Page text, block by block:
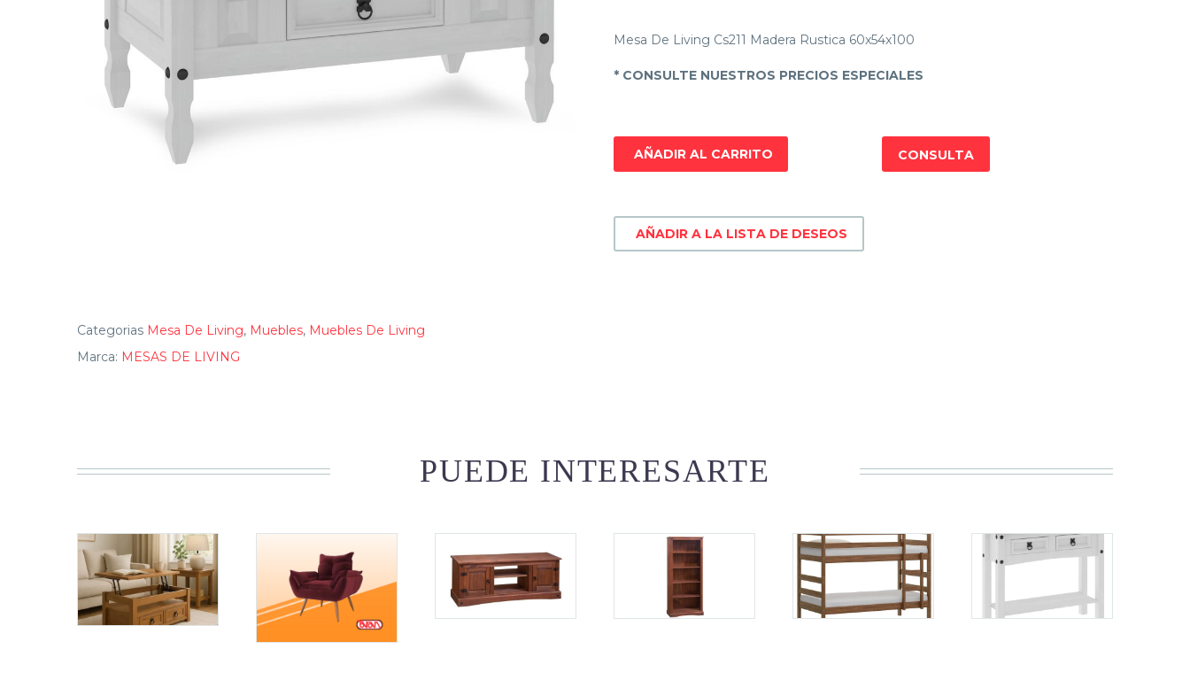
Mesa De Living Cs211 Madera Rustica 60x54x100
* CONSULTE NUESTROS PRECIOS ESPECIALES
AÑADIR AL CARRITO
AÑADIR A LA LISTA DE DESEOS
CONSULTA
Categorias Mesa De Living, Muebles, Muebles De Living
Marca: MESAS DE LIVING
PUEDE INTERESARTE